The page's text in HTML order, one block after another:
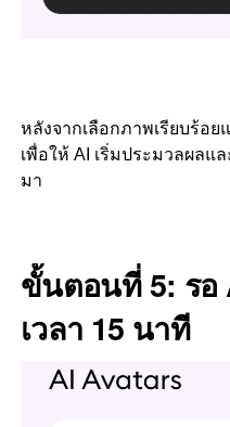
หลังจากเลือกภาพเรียบร้อย
เพื่อให้ AI เริ่มประมวลผลแ
มา
ขั้นตอนที่ 5: รอ
เวลา 15 นาที